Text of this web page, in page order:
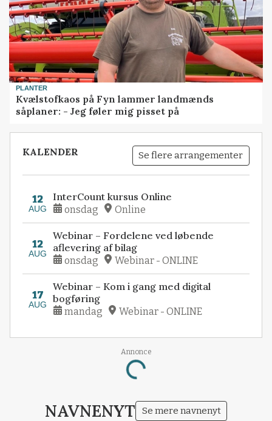
PLANTER
Kvælstofkaos på Fyn lammer landmænds
såplaner: - Jeg føler mig pisset på
KALENDER Se flere arrangementer
12
AUG
InterCount kursus Online
onsdag Online
12
AUG
Webinar – Fordelene ved løbende
aflevering af bilag
onsdag Webinar - ONLINE
17
AUG
Webinar – Kom i gang med digital
bogføring
mandag Webinar - ONLINE
Annonce
Loading...
NAVNENYT Se mere navnenyt